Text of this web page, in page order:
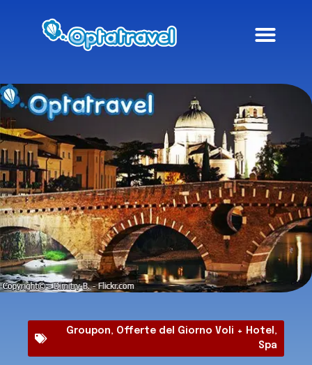
Groupon, Offerte del Giorno Voli + Hotel ,
Spa